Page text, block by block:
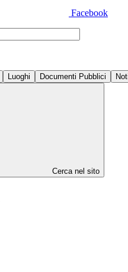
Facebook
Luoghi Documenti Pubblici
Cerca nel sito